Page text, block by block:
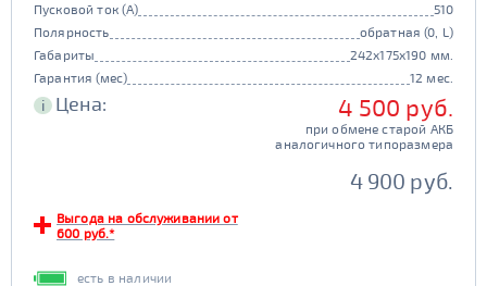
Пусковой ток (А)
510
Полярность
обратная (0, L)
Габариты
242x175x190 мм.
Гарантия (мес)
12 мес.
i Цена: 4 500 руб.
при обмене старой АКБ
аналогичного типоразмера
4 900 руб.
Выгода на обслуживании от
600 руб.*
есть в наличии